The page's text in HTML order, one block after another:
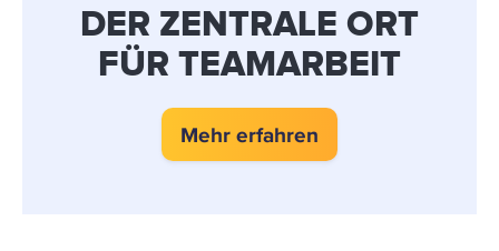
DER ZENTRALE ORT
FÜR TEAMARBEIT
Mehr erfahren